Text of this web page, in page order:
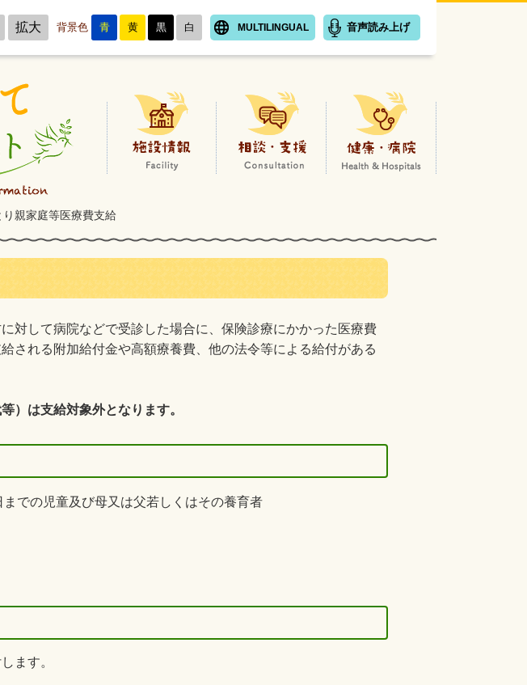
拡大 背景色 青 黄 黒 白 MULTILINGUAL 音声読み上げ
施設情報 相談・支援
り親家庭等医療費支給
対して病院などで受診した場合に、保険診療にかかった医療費
される附加給付金や高額療養費、他の法令等による給付がある
）は支給対象外となります。
での児童及び母又は父若しくはその養育者
ます。